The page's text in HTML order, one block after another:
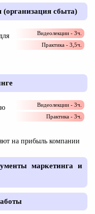
(организация сбыта)
Видеолекции - 3ч.
Практика - 3,5ч.
Видеолекции - 3ч.
Практика - 3ч.
на прибыль компании
маркетинга и